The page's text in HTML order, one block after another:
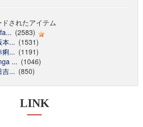
されたアイテム
(2583)
本... (1531)
痢... (1191)
... (1046)
吉... (850)
LINK